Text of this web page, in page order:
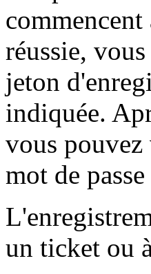
réussie,
jeton
indiquée.
vous pouvez
mot de
un ticket ou